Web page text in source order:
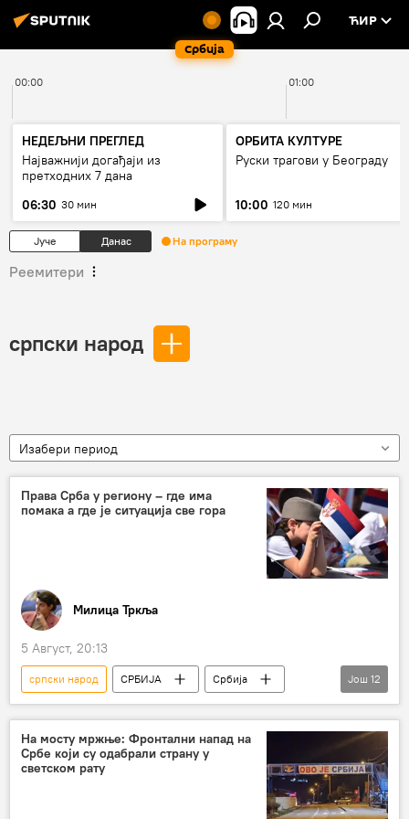
Србија
ЋИР
00:00 01:00
НЕДЕЉНИ ПРЕГЛЕД
Најважнији догађаји из
претходних 7 дана
06:30 30 мин
ОРБИТА КУЛТУРЕ
Руски трагови у Београду
10:00 120 мин
Јуче Данас На програму
Реемитери
српски народ
Изабери период
Права Срба у региону – где има
помака а где је ситуација све гора
Милица Тркља
5 Август, 20:13
српски народ СРБИЈА
Србија
Регион
извештај
права Срба
Срби у Хрватској
Срби у Црној Гори
Република Српска (РС)
Још 12
На мосту мржње: Фронтални напад на
Србе који су одабрали страну у
светском рату